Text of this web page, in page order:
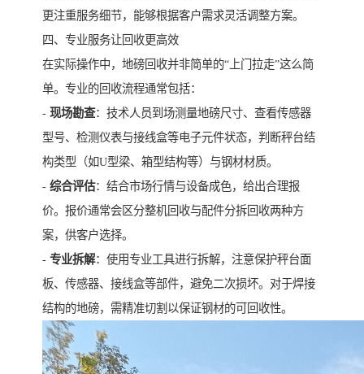
更注重服务细节，能够根据客户需求灵活调整方案。
四、专业服务让回收更高效
在实际操作中，地磅回收并非简单的“上门拉走”这么简
单。专业的回收流程通常包括：
- 现场勘查：技术人员到场测量地磅尺寸、查看传感器
型号、检测仪表与接线盒等电子元件状态，判断秤台结
构类型（如U型梁、箱型结构等）与钢材材质。
- 综合评估：结合市场行情与设备成色，给出合理报
价。报价通常会区分整机回收与配件分拆回收两种方
案，供客户选择。
- 专业拆解：使用专业工具进行拆解，注意保护秤台面
板、传感器、接线盒等部件，避免二次损坏。对于焊接
结构的地磅，需精准切割以保证钢材的可回收性。